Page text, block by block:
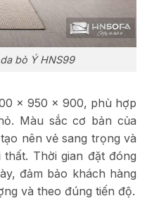
bò Ý HNS99
x 950 x 900, phù hợp
Màu sắc cơ bản của
nên vẻ sang trọng và
Thời gian đặt đóng
đảm bảo khách hàng
và theo đúng tiến độ.